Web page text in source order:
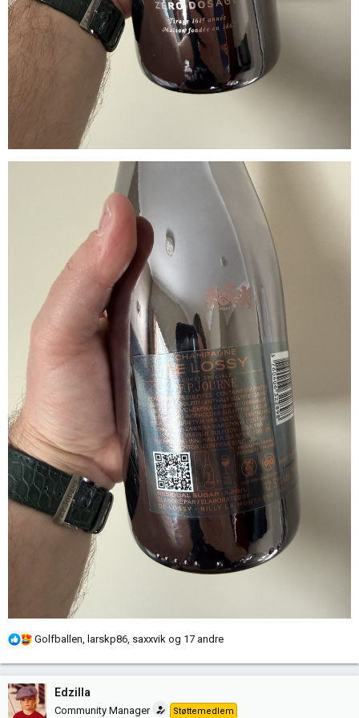
R
k
s
Golfballen, larskp86, saxxvik og 17 andre
Edzilla
Community Manager Støttemedlem